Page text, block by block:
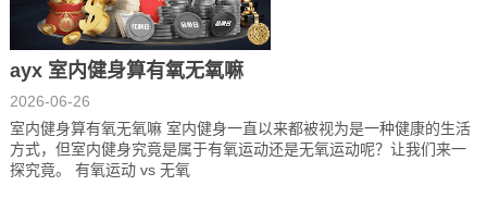
ayx 室内健身算有氧无氧嘛
2026-06-26
室内健身算有氧无氧嘛 室内健身一直以来都被视为是一种健康的生活
方式，但室内健身究竟是属于有氧运动还是无氧运动呢？让我们来一
探究竟。 有氧运动 vs 无氧